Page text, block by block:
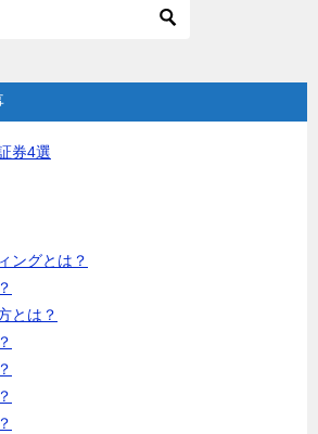
券4選
ングとは？
とは？